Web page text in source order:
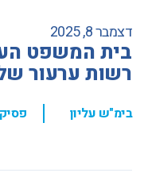
דצמבר 8, 2025
בית המשפט
רשות ערעור
בימ"ש עליון ,